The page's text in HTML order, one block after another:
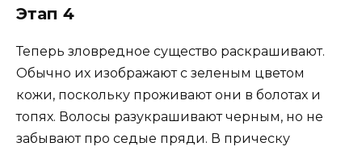
Этап 4
Теперь зловредное существо раскрашивают.
Обычно их изображают с зеленым цветом
кожи, поскольку проживают они в болотах и
топях. Волосы разукрашивают черным, но не
забывают про седые пряди. В прическу